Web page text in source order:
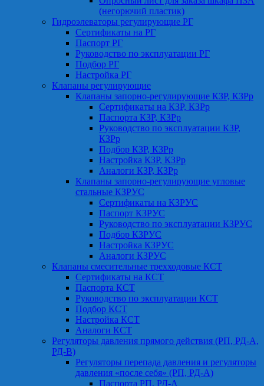
(негорючий пластик)
Гидроэлеваторы регулирующие РГ
Сертификаты на РГ
Паспорт РГ
Руководство по эксплуатации РГ
Подбор РГ
Настройка РГ
Клапаны регулирующие
Клапаны запорно-регулирующие КЗР, КЗРр
Сертификаты на КЗР, КЗРр
Паспорта КЗР, КЗРр
Руководство по эксплуатации КЗР,
КЗРр
Подбор КЗР, КЗРр
Настройка КЗР, КЗРр
Аналоги КЗР, КЗРр
Клапаны запорно-регулирующие угловые
стальные КЗРУС
Сертификаты на КЗРУС
Паспорт КЗРУС
Руководство по эксплуатации КЗРУС
Подбор КЗРУС
Настройка КЗРУС
Аналоги КЗРУС
Клапаны смесительные трехходовые КСТ
Сертификаты на КСТ
Паспорта КСТ
Руководство по эксплуатации КСТ
Подбор КСТ
Настройка КСТ
Аналоги КСТ
Регуляторы давления прямого действия (РП, РД-А,
РД-В)
Регуляторы перепада давления и регуляторы
давления «после себя» (РП, РД-А)
Паспорта РП, РД-А